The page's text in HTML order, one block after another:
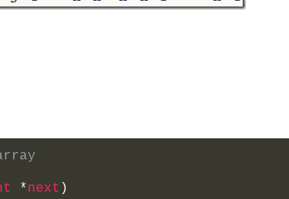
*next )